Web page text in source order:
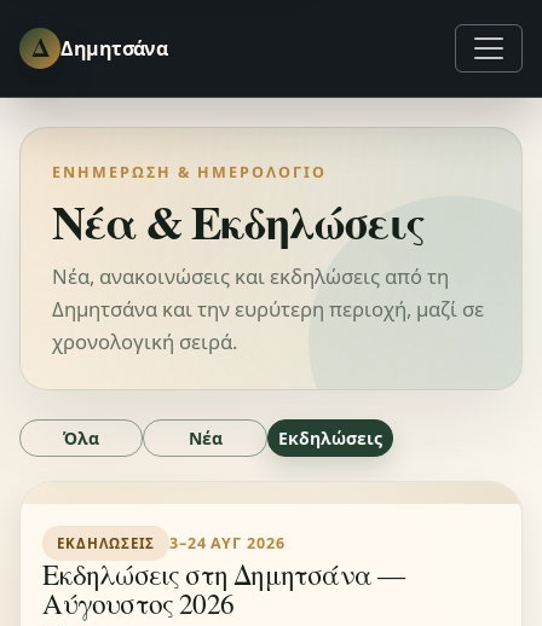
Δ Δημητσάνα
ΕΝΗΜΈΡΩΣΗ & ΗΜΕΡΟΛΌΓΙΟ
Νέα & Εκδηλώσεις
Νέα, ανακοινώσεις και εκδηλώσεις από τη
Δημητσάνα και την ευρύτερη περιοχή, μαζί σε
χρονολογική σειρά.
Όλα Νέα Εκδηλώσεις
ΕΚΔΗΛΏΣΕΙΣ 3–24 ΑΥΓ 2026
Εκδηλώσεις στη Δημητσάνα —
Αύγουστος 2026